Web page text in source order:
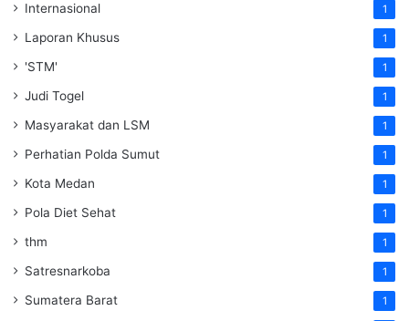
Internasional 1
Laporan Khusus 1
'STM' 1
Judi Togel 1
Masyarakat dan LSM 1
Perhatian Polda Sumut 1
Kota Medan 1
Pola Diet Sehat 1
thm 1
Satresnarkoba 1
Sumatera Barat 1